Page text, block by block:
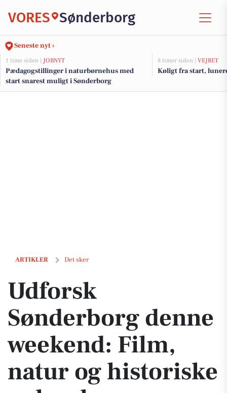
VORES Sønderborg
Seneste nyt ›
1 time siden | JOBNYT
Pædagogstillinger i naturbørnehus med
start snarest muligt i Sønderborg
8 timer siden | VEJRET
Køligt fra start,
ARTIKLER Det sker
Udforsk Sønderborg denne weekend: Film, natur og historiske
Udforsk
Sønderborg denne
weekend: Film,
natur og historiske